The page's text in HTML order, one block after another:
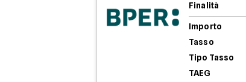
Finalità
Importo
Tasso
Tipo Tasso
TAEG